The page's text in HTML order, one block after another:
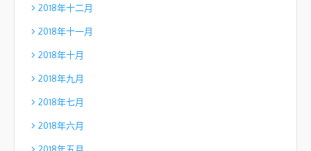
2018年十二月
2018年十一月
2018年十月
2018年九月
2018年七月
2018年六月